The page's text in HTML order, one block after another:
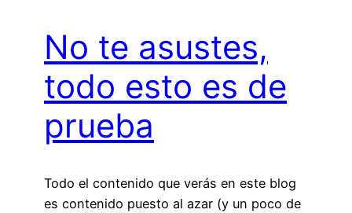
No te asustes,
todo esto es de
prueba
Todo el contenido que verás en este blog
es contenido puesto al azar (y un poco de